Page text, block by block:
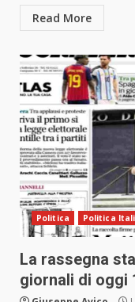
Read More
Politica Politica
La rassegna
giornali di oggi